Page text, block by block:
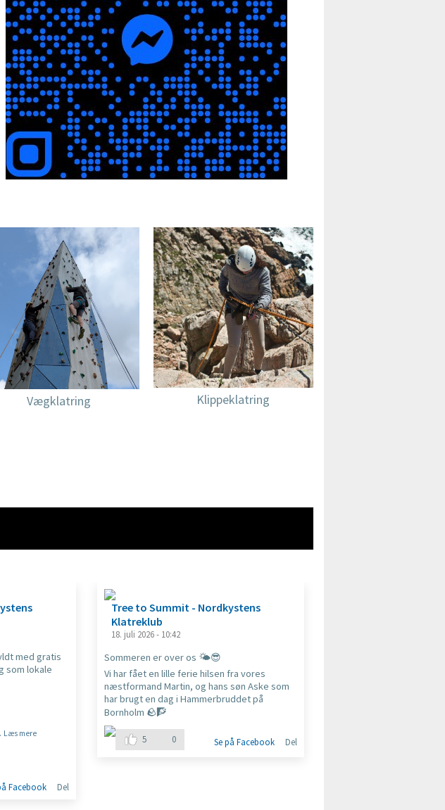
Vægklatring Klippeklatring
med gratis
som lokale
Læs mere
Facebook Del
Tree to Summit - Nordkystens
Klatreklub
18. juli 2026 - 10:42
Sommeren er over os 🌤️😎
Vi har fået en lille ferie hilsen fra vores
næstformand Martin, og hans søn Aske som
har brugt en dag i Hammerbruddet på
Bornholm 🪨🧗
5 0 Se på Facebook Del